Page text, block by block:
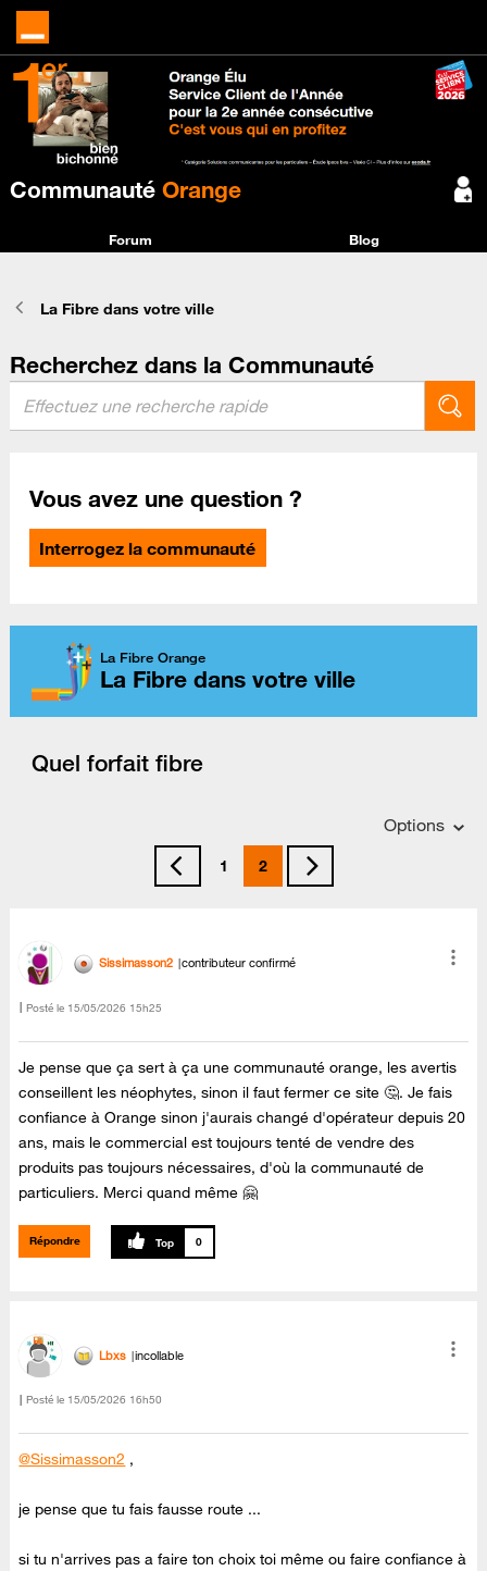
Communauté Orange
Forum Blog
La Fibre dans votre ville
Recherchez dans la Communauté
Vous avez une question ?
Interrogez la communauté
La Fibre Orange
La Fibre dans votre ville
Quel forfait fibre
Options
1 2
Sissimasson2 contributeur confirmé
Posté le ‎15/05/2026 15h25
Je pense que ça sert à ça une communauté orange, les avertis
conseillent les néophytes, sinon il faut fermer ce site 🤔. Je fais
confiance à Orange sinon j'aurais changé d'opérateur depuis 20
ans, mais le commercial est toujours tenté de vendre des
produits pas toujours nécessaires, d'où la communauté de
particuliers. Merci quand même 🤗
Répondre 0
Lbxs incollable
Posté le ‎15/05/2026 16h50
@Sissimasson2 ,
je pense que tu fais fausse route ...
si tu n'arrives pas a faire ton choix toi même ou faire confiance à